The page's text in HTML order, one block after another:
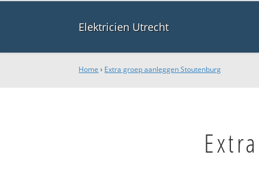
Elektricien Utrecht
Home › Extra groep aanleggen Stoutenburg